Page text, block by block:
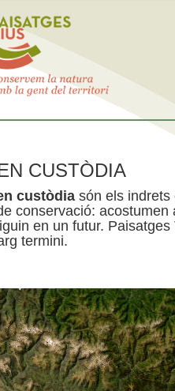
CUSTÒDIA
custòdia són els indrets
conservació:
en un futur.
termini.